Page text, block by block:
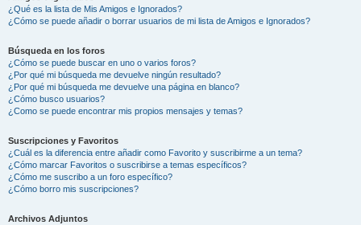
¿Qué es la lista de Mis Amigos e Ignorados?
¿Cómo se puede añadir o borrar usuarios de mi lista de Amigos e Ignorados?
Búsqueda en los foros
¿Cómo se puede buscar en uno o varios foros?
¿Por qué mi búsqueda me devuelve ningún resultado?
¿Por qué mi búsqueda me devuelve una página en blanco?
¿Cómo busco usuarios?
¿Como se puede encontrar mis propios mensajes y temas?
Suscripciones y Favoritos
¿Cuál es la diferencia entre añadir como Favorito y suscribirme a un tema?
¿Cómo marcar Favoritos o suscribirse a temas específicos?
¿Cómo me suscribo a un foro específico?
¿Cómo borro mis suscripciones?
Archivos Adjuntos